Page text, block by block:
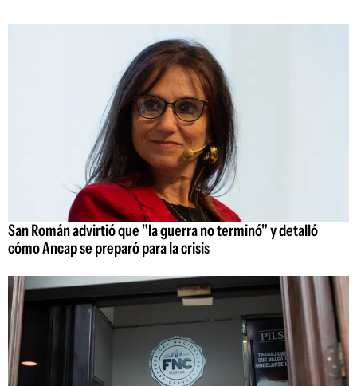
San Román advirtió que "la guerra no terminó" y detalló
cómo Ancap se preparó para la crisis